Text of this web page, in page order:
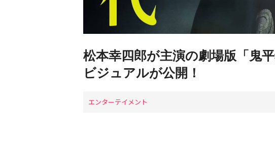
松本幸四郎が主演の劇場版「鬼
ビジュアルが公開！
エンターテイメント